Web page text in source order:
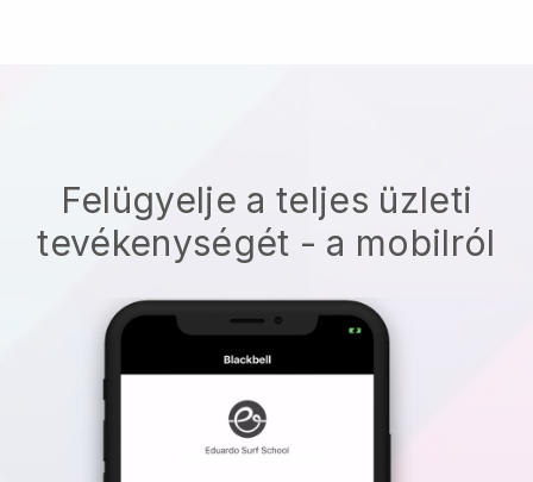
Felügyelje a teljes üzleti
tevékenységét - a mobilról